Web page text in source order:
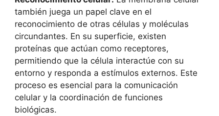
también juega un papel ‌clave en el
reconocimiento de otras⁣ células y moléculas⁢
circundantes. En su superficie, existen
proteínas que actúan como ‌receptores,
permitiendo que la célula interactúe con​ su
entorno‍ y responda a estímulos‍ externos. Este
proceso​ es esencial para la comunicación⁣
celular y‌ la coordinación de funciones
biológicas.